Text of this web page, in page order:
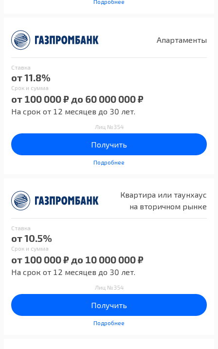
Подробнее
Апартаменты
Ставка
от 11.8%
Срок и сумма
от 100 000 ₽ до 60 000 000 ₽
На срок от 12 месяцев до 30 лет.
Лиц №354
Получить
Подробнее
Квартира или таунхаус
на вторичном рынке
Ставка
от 10.5%
Срок и сумма
от 100 000 ₽ до 10 000 000 ₽
На срок от 12 месяцев до 30 лет.
Лиц №354
Получить
Подробнее